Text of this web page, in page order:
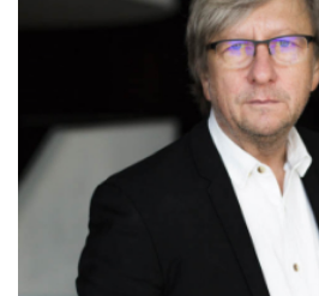
Osobnym tematem
współpraca. Młody kapitan
załodze, wobec której „do końca
niewygasłą wdzięczność”.
Muszę przyznać, że sam jestem
życiowych zmian, choć
mnie. Przeczuwam koniec pewnych
innych. Zauważmy, że dedykacja